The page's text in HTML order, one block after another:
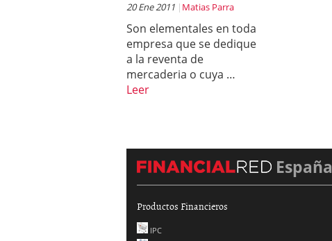
20 Ene 2011 Matias Parra
Son elementales en toda
empresa que se dedique
a la reventa de
mercaderia o cuya …
Leer
España
Productos Financieros
IPC